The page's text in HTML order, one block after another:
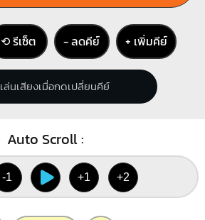
⟲ รีเซ็ต − ลดคีย์ + เพิ่มคีย์
เล่นเสียงเมื่อกดเปลี่ยนคีย์
Auto Scroll :
-1 +1 +2